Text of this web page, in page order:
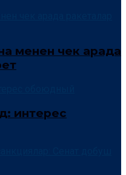
менен чек арада
интерес